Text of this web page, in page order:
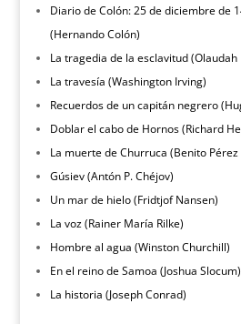
Diario de Colón: 25 de diciembre de
(Hernando Colón)
La tragedia de la esclavitud (Olaudah
La travesía (Washington Irving)
Recuerdos de un capitán negrero
Doblar el cabo de Hornos (Richard
La muerte de Churruca (Benito Pérez
Gúsiev (Antón P. Chéjov)
Un mar de hielo (Fridtjof Nansen)
La voz (Rainer María Rilke)
Hombre al agua (Winston Churchill)
En el reino de Samoa (Joshua Slocum)
La historia (Joseph Conrad)